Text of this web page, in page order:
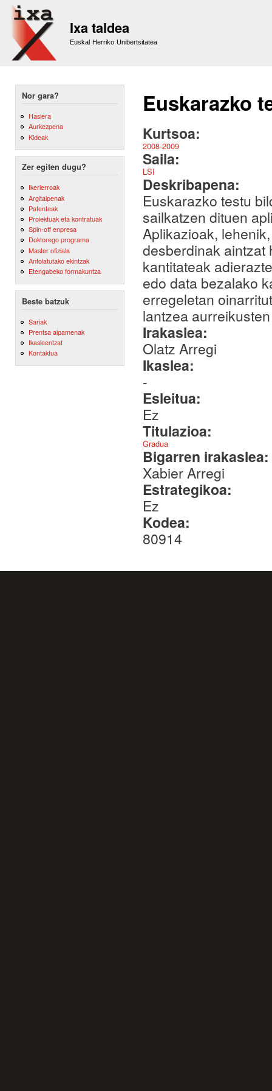
Ixa taldea
Euskal Herriko Unibertsitatea
Nor gara?
Hasiera
Aurkezpena
Kideak
Zer egiten dugu?
Ikerlerroak
Argitalpenak
Patenteak
Proiektuak eta kontratuak
Spin-off enpresa
Doktorego programa
Master ofiziala
Antolatutako ekintzak
Etengabeko formakuntza
Beste batzuk
Sariak
Prentsa aipamenak
Ikasleentzat
Kontaktua
Euskarazko
Kurtsoa:
2008-2009
Saila:
LSI
Deskribapena:
Euskarazko testu
sailkatzen dituen
Aplikazioak,
desberdinak aintzat
kantitateak
edo data bezalako
erregeletan
lantzea
Irakaslea:
Olatz Arregi
Ikaslea:
-
Esleitua:
Ez
Titulazioa:
Gradua
Bigarren irakaslea:
Xabier Arregi
Estrategikoa:
Ez
Kodea:
80914